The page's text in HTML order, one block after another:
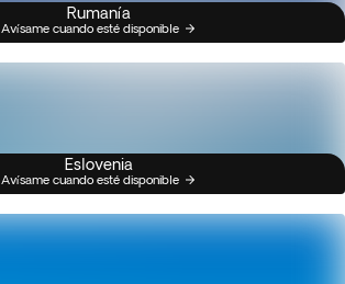
Rumanía
Avísame cuando esté disponible
Eslovenia
Avísame cuando esté disponible